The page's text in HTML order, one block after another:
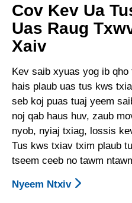
Cov Kev Ua
Uas Raug
Xaiv
Kev saib xyuas yog ib
hais plaub uas tus kws
seb koj puas tuaj yeem
noj qab haus huv, zaub
nyob, nyiaj txiag, lossis
Tus kws txiav txim plaub
tseem ceeb no tawm
Nyeem NtxivAbout